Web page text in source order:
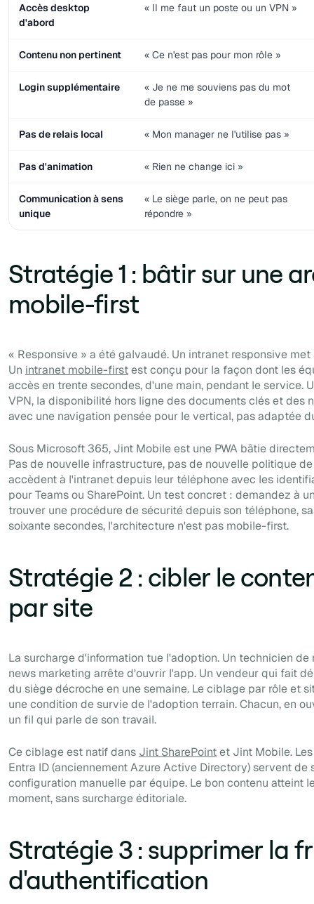
Accès desktop
d'abord
« Il me faut un poste ou un VPN »
Contenu non pertinent « Ce n'est pas pour mon rôle »
Login supplémentaire
« Je ne me souviens pas du mot
de passe »
Pas de relais local « Mon manager ne l'utilise pas »
Pas d'animation « Rien ne change ici »
Communication à sens
unique
« Le siège parle, on ne peut pas
répondre »
Stratégie 1 : bâtir sur une
mobile-first
« Responsive » a été galvaudé. Un intranet responsive
Un intranet mobile-firstest conçu pour la façon dont les
accès en trente secondes, d'une main, pendant le service.
VPN, la disponibilité hors ligne des documents clés et des
avec une navigation pensée pour le vertical, pas adaptée
Sous Microsoft 365, Jint Mobile est une PWA bâtie
Pas de nouvelle infrastructure, pas de nouvelle politique
accèdent à l'intranet depuis leur téléphone avec les
pour Teams ou SharePoint. Un test concret : demandez à
trouver une procédure de sécurité depuis son téléphone,
soixante secondes, l'architecture n'est pas mobile-first.
Stratégie 2 : cibler le
par site
La surcharge d'information tue l'adoption. Un technicien
news marketing arrête d'ouvrir l'app. Un vendeur qui fait
du siège décroche en une semaine. Le ciblage par rôle et
une condition de survie de l'adoption terrain. Chacun, en
un fil qui parle de son travail.
Ce ciblage est natif dans Jint SharePointet Jint Mobile.
Entra ID (anciennement Azure Active Directory) servent de
configuration manuelle par équipe. Le bon contenu atteint
moment, sans surcharge éditoriale.
Stratégie 3 : supprimer la
d'authentification